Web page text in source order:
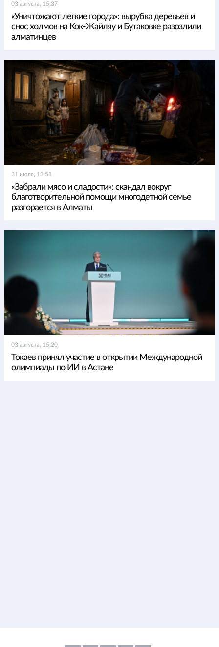
03 августа, 15:37
«Уничтожают легкие города»: вырубка деревьев и
снос холмов на Кок-Жайляу и Бутаковке разозлили
алматинцев
31 июля, 13:51
«Забрали мясо и сладости»: скандал вокруг
благотворительной помощи многодетной семье
разгорается в Алматы
03 августа, 15:20
Токаев принял участие в открытии Международной
олимпиады по ИИ в Астане